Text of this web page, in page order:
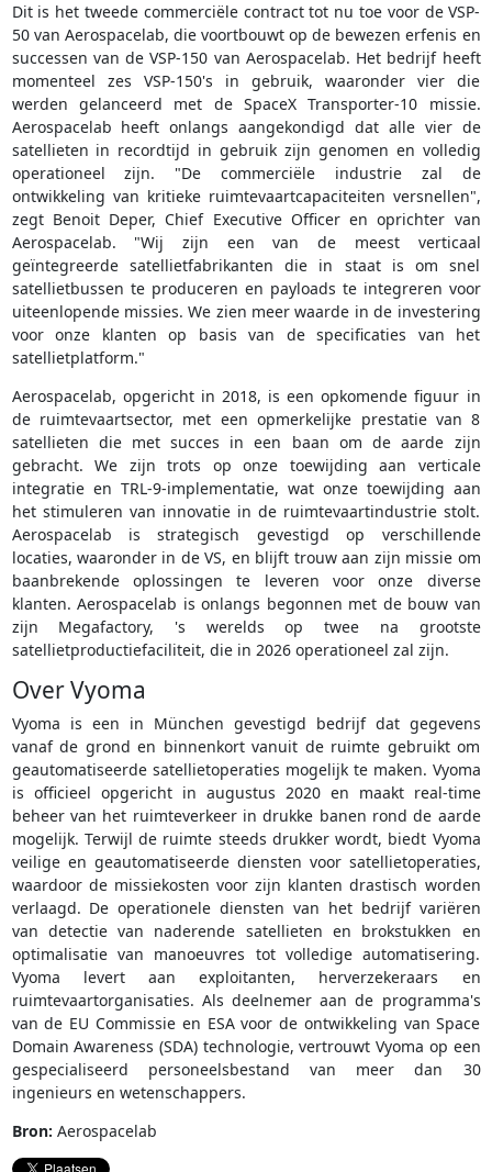
Dit is het tweede commerciële contract tot nu toe voor de VSP-
50 van Aerospacelab, die voortbouwt op de bewezen erfenis en
successen van de VSP-150 van Aerospacelab. Het bedrijf heeft
momenteel zes VSP-150's in gebruik, waaronder vier die
werden gelanceerd met de SpaceX Transporter-10 missie.
Aerospacelab heeft onlangs aangekondigd dat alle vier de
satellieten in recordtijd in gebruik zijn genomen en volledig
operationeel zijn. "De commerciële industrie zal de
ontwikkeling van kritieke ruimtevaartcapaciteiten versnellen",
zegt Benoit Deper, Chief Executive Officer en oprichter van
Aerospacelab. "Wij zijn een van de meest verticaal
geïntegreerde satellietfabrikanten die in staat is om snel
satellietbussen te produceren en payloads te integreren voor
uiteenlopende missies. We zien meer waarde in de investering
voor onze klanten op basis van de specificaties van het
satellietplatform."
Aerospacelab, opgericht in 2018, is een opkomende figuur in
de ruimtevaartsector, met een opmerkelijke prestatie van 8
satellieten die met succes in een baan om de aarde zijn
gebracht. We zijn trots op onze toewijding aan verticale
integratie en TRL-9-implementatie, wat onze toewijding aan
het stimuleren van innovatie in de ruimtevaartindustrie stolt.
Aerospacelab is strategisch gevestigd op verschillende
locaties, waaronder in de VS, en blijft trouw aan zijn missie om
baanbrekende oplossingen te leveren voor onze diverse
klanten. Aerospacelab is onlangs begonnen met de bouw van
zijn Megafactory, 's werelds op twee na grootste
satellietproductiefaciliteit, die in 2026 operationeel zal zijn.
Over Vyoma
Vyoma is een in München gevestigd bedrijf dat gegevens
vanaf de grond en binnenkort vanuit de ruimte gebruikt om
geautomatiseerde satellietoperaties mogelijk te maken. Vyoma
is officieel opgericht in augustus 2020 en maakt real-time
beheer van het ruimteverkeer in drukke banen rond de aarde
mogelijk. Terwijl de ruimte steeds drukker wordt, biedt Vyoma
veilige en geautomatiseerde diensten voor satellietoperaties,
waardoor de missiekosten voor zijn klanten drastisch worden
verlaagd. De operationele diensten van het bedrijf variëren
van detectie van naderende satellieten en brokstukken en
optimalisatie van manoeuvres tot volledige automatisering.
Vyoma levert aan exploitanten, herverzekeraars en
ruimtevaartorganisaties. Als deelnemer aan de programma's
van de EU Commissie en ESA voor de ontwikkeling van Space
Domain Awareness (SDA) technologie, vertrouwt Vyoma op een
gespecialiseerd personeelsbestand van meer dan 30
ingenieurs en wetenschappers.
Bron: Aerospacelab